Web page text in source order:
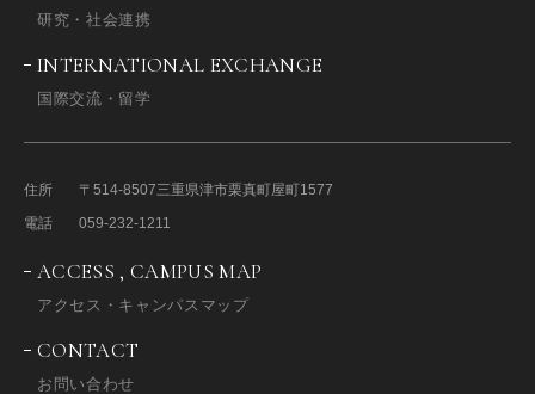
研究・社会連携
INTERNATIONAL EXCHANGE
国際交流・留学
住所 〒514-8507三重県津市栗真町屋町1577
電話
059-232-1211
ACCESS , CAMPUS MAP
アクセス・キャンパスマップ
CONTACT
お問い合わせ